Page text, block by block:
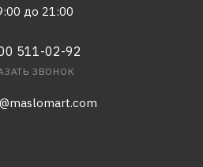
до 21:00
511-02-92
ЗВОНОК